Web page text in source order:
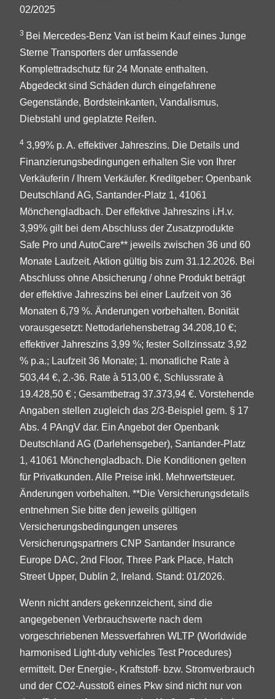
02/2025
3 Bei Mercedes-Benz Van ist beim Kauf eines Junge
Sterne Transporters der umfassende
Komplettradschutz für 24 Monate enthalten.
Abgedeckt sind Schäden durch eingefahrene
Gegenstände, Bordsteinkanten, Vandalismus,
Diebstahl und geplatzte Reifen.
4 3,99% p. A. effektiver Jahreszins. Die Details und
Finanzierungsbedingungen erhalten Sie von Ihrer
Verkäuferin / Ihrem Verkäufer. Kreditgeber: Openbank
Deutschland AG, Santander-Platz 1, 41061
Mönchengladbach. Der effektive Jahreszins i.H.v.
3,99% gilt bei dem Abschluss der Zusatzprodukte
Safe Pro und AutoCare** jeweils zwischen 36 und 60
Monate Laufzeit. Aktion gültig bis zum 31.12.2026. Bei
Abschluss ohne Absicherung / ohne Produkt beträgt
der effektive Jahreszins bei einer Laufzeit von 36
Monaten 6,79 %. Änderungen vorbehalten. Bonität
vorausgesetzt: Nettodarlehensbetrag 34.208,10 €;
effektiver Jahreszins 3,99 %; fester Sollzinssatz 3,92
% p.a.; Laufzeit 36 Monate; 1. monatliche Rate à
503,44 €, 2.-36. Rate à 513,00 €, Schlussrate à
19.428,50 € ; Gesamtbetrag 37.373,94 €. Vorstehende
Angaben stellen zugleich das 2/3-Beispiel gem. § 17
Abs. 4 PAngV dar. Ein Angebot der Openbank
Deutschland AG (Darlehensgeber), Santander-Platz
1, 41061 Mönchengladbach. Die Konditionen gelten
für Privatkunden. Alle Preise inkl. Mehrwertsteuer.
Änderungen vorbehalten. **Die Versicherungsdetails
entnehmen Sie bitte den jeweils gültigen
Versicherungsbedingungen unseres
Versicherungspartners CNP Santander Insurance
Europe DAC, 2nd Floor, Three Park Place, Hatch
Street Upper, Dublin 2, Ireland. Stand: 01/2026.
Wenn nicht anders gekennzeichent, sind die
angegebenen Verbrauchswerte nach dem
vorgeschriebenen Messverfahren WLTP (Worldwide
harmonised Light-duty vehicles Test Procedures)
ermittelt. Der Energie-, Kraftstoff- bzw. Stromverbrauch
und der CO2-Ausstoß eines Pkw sind nicht nur von